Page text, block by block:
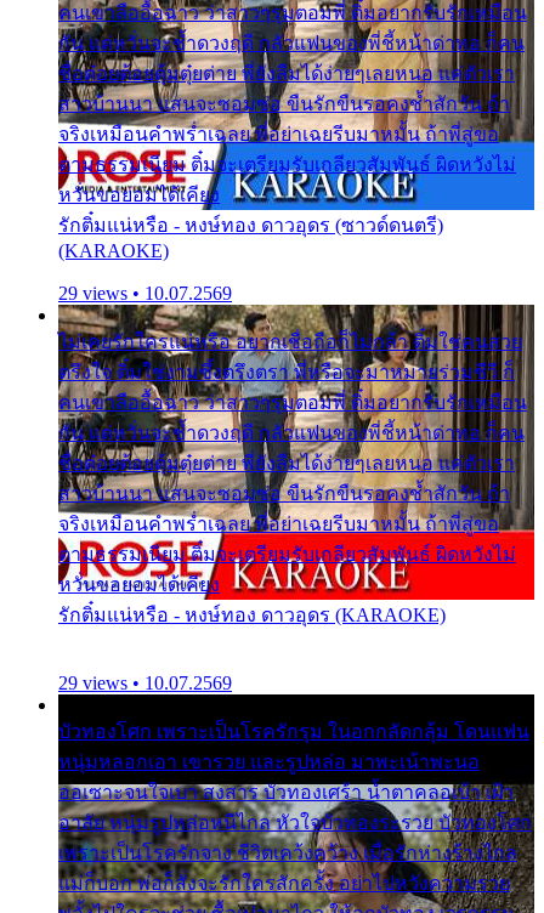
คนเขาลืออื้อฉาว ว่าสาวๆรุมตอมพี่ ติ๋มอยากรับรักเหมือน
กัน แต่หวั่นจะช้ำดวงฤดี กลัวแฟนของพี่ชี้หน้าด่าทอ ก็คน
ชื่อต๋อยต้อยตุ้มตุ๋ยต่าย พี่ยังลืมได้ง่ายๆเลยหนอ แค่ตัวเรา
สาวบ้านนา แสนจะซอมซ่อ ขืนรักขืนรอคงช้ำสักวัน ถ้า
จริงเหมือนคำพร่ำเฉลย พี่อย่าเฉยรีบมาหมั้น ถ้าพี่สู่ขอ
ตามธรรมเนียม ติ๋มจะเตรียมรับเกลียวสัมพันธ์ ผิดหวังไม่
หวั่นขอยอมได้เคียง
รักติ๋มแน่หรือ - หงษ์ทอง ดาวอุดร (ซาวด์ดนตรี)
(KARAOKE)
29 views • 10.07.2569
ไม่เคยรักใครแน่หรือ อยากเชื่อถือก็ไม่กล้า ติ๋มใช่คนสวย
ตรึงใจ ติ๋มใช่งามซึ้งตรึงตรา พี่หรือจะมาหมายร่วมชีวี ก็
คนเขาลืออื้อฉาว ว่าสาวๆรุมตอมพี่ ติ๋มอยากรับรักเหมือน
กัน แต่หวั่นจะช้ำดวงฤดี กลัวแฟนของพี่ชี้หน้าด่าทอ ก็คน
ชื่อต๋อยต้อยตุ้มตุ๋ยต่าย พี่ยังลืมได้ง่ายๆเลยหนอ แค่ตัวเรา
สาวบ้านนา แสนจะซอมซ่อ ขืนรักขืนรอคงช้ำสักวัน ถ้า
จริงเหมือนคำพร่ำเฉลย พี่อย่าเฉยรีบมาหมั้น ถ้าพี่สู่ขอ
ตามธรรมเนียม ติ๋มจะเตรียมรับเกลียวสัมพันธ์ ผิดหวังไม่
หวั่นขอยอมได้เคียง
รักติ๋มแน่หรือ - หงษ์ทอง ดาวอุดร (KARAOKE)
29 views • 10.07.2569
บัวทองโศก เพราะเป็นโรครักรุม ในอกกลัดกลุ้ม โดนแฟน
หนุ่มหลอกเอา เขารวย และรูปหล่อ มาพะเน้าพะนอ
ออเซาะจนใจเบา สงสาร บัวทองเศร้า น้ำตาคลอเบ้า เฝ้า
อาลัย หนุ่มรูปหล่อหนีไกล หัวใจบัวทองระรวย บัวทองโศก
เพราะเป็นโรครักจาง ชีวิตเคว้งคว้าง เมื่อรักห่างร้างไกล
แม่ก็บอก พ่อก็สั่งจะรักใครสักครั้ง อย่าไปหวังความรวย